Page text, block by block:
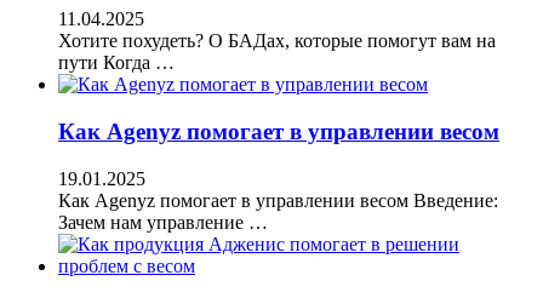
11.04.2025
Хотите похудеть? О БАДах, которые помогут вам на
пути Когда …
Как Agenyz помогает в управлении весом
19.01.2025
Как Agenyz помогает в управлении весом Введение:
Зачем нам управление …